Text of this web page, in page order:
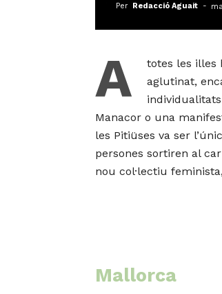
Per Redacció Aguait -
A
totes les illes
aglutinat,
Manacor o una
les Pitiüses va ser
persones sortiren al
nou col·lectiu
Mallorca